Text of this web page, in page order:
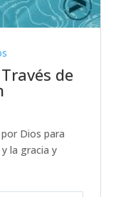
de
Dios para
la gracia y